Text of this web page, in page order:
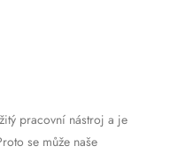
pracovní nástroj a je
se může naše